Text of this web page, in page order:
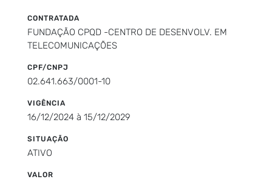
CONTRATADA
FUNDAÇÃO CPQD -CENTRO DE DESENVOLV. EM
TELECOMUNICAÇÕES
CPF/CNPJ
02.641.663/0001-10
VIGÊNCIA
16/12/2024 à 15/12/2029
SITUAÇÃO
ATIVO
VALOR